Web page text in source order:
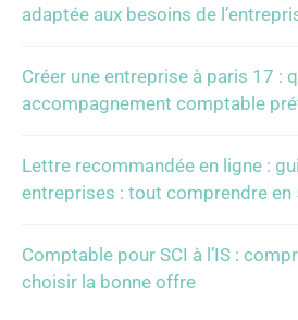
adaptée aux besoins de
Créer une entreprise à paris 17 :
accompagnement comptable
Lettre recommandée en ligne :
entreprises : tout comprendre en
Comptable pour SCI à l’IS :
choisir la bonne offre